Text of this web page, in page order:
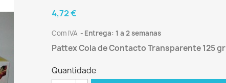
4,72 €
Com IVA Entrega: 1 a 2 semanas
Pattex Cola de Contacto Transparente 125 gr
Quantidade